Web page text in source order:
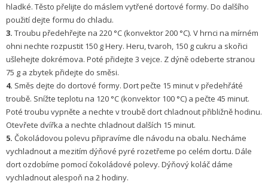
hladké. Těsto přelijte do máslem vytřené dortové formy. Do dalšího
použití dejte formu do chladu.
3. Troubu předehřejte na 220 °C (konvektor 200 °C). V hrnci na mírném
ohni nechte rozpustit 150 g Hery. Heru, tvaroh, 150 g cukru a skořici
ušlehejte dokrémova. Poté přidejte 3 vejce. Z dýně odeberte stranou
75 g a zbytek přidejte do směsi.
4. Směs dejte do dortové formy. Dort pečte 15 minut v předehřáté
troubě. Snížte teplotu na 120 °C (konvektor 100 °C) a pečte 45 minut.
Poté troubu vypněte a nechte v troubě dort chladnout přibližně hodinu.
Otevřete dvířka a nechte chladnout dalších 15 minut.
5. Čokoládovou polevu připravíme dle návodu na obalu. Necháme
vychladnout a mezitím dýňové pyré rozetřeme po celém dortu. Dále
dort ozdobíme pomocí čokoládové polevy. Dýňový koláč dáme
vychladnout alespoň na 2 hodiny.